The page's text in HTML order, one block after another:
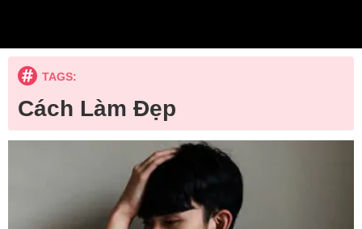
TAGS:
Cách Làm Đẹp